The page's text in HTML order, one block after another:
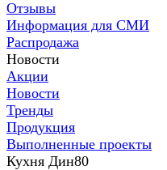
Отзывы
Информация для СМИ
Распродажа
Новости
Акции
Новости
Тренды
Продукция
Выполненные проекты
Кухня Дин80